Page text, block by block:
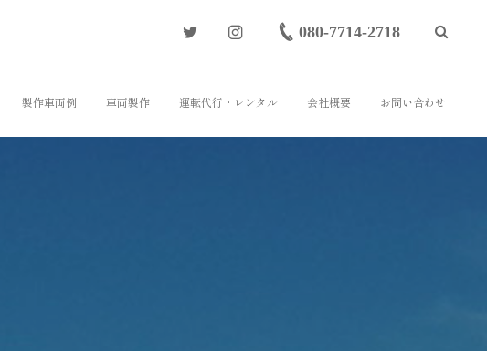
080-7714-2718
製作車両例 車両製作 運転代行・レンタル 会社概要 お問い合わせ